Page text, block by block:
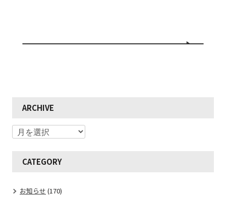
ARCHIVE
CATEGORY
お知らせ (170)